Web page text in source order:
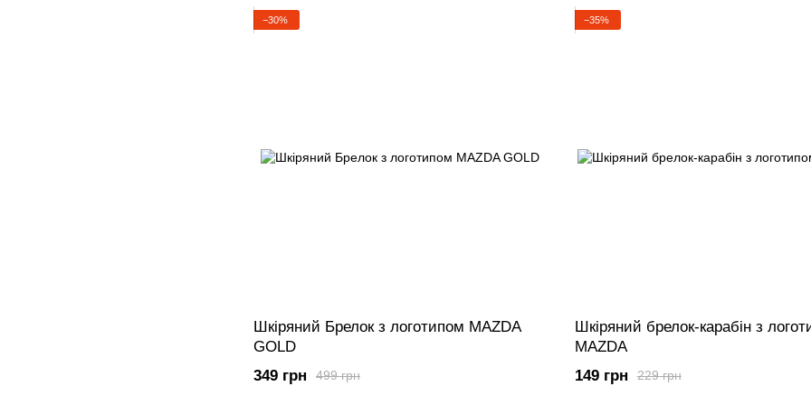
−30%
Шкіряний Брелок з логотипом MAZDA
GOLD
499 грн
349 грн
−35%
Шкіряний брелок-карабін з
MAZDA
229 грн
149 грн